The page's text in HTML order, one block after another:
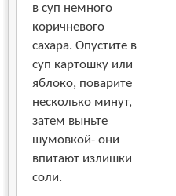
в суп немного
коричневого
сахара. Опустите в
суп картошку или
яблоко, поварите
несколько минут,
затем выньте
шумовкой- они
впитают излишки
соли.